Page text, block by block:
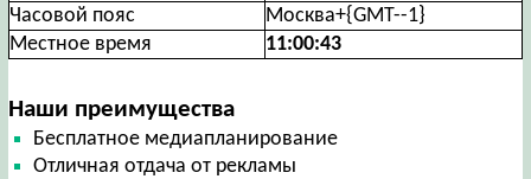
Часовой пояс
Москва+{GMT--1}
Местное время
11:00:43
Наши преимущества
Бесплатное медиапланирование
Отличная отдача от рекламы